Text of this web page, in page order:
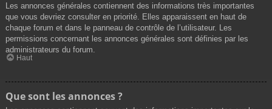
Les annonces générales contiennent des informations très importantes
que vous devriez consulter en priorité. Elles apparaissent en haut de
chaque forum et dans le panneau de contrôle de l’utilisateur. Les
permissions concernant les annonces générales sont définies par les
administrateurs du forum.
Haut
Que sont les annonces ?